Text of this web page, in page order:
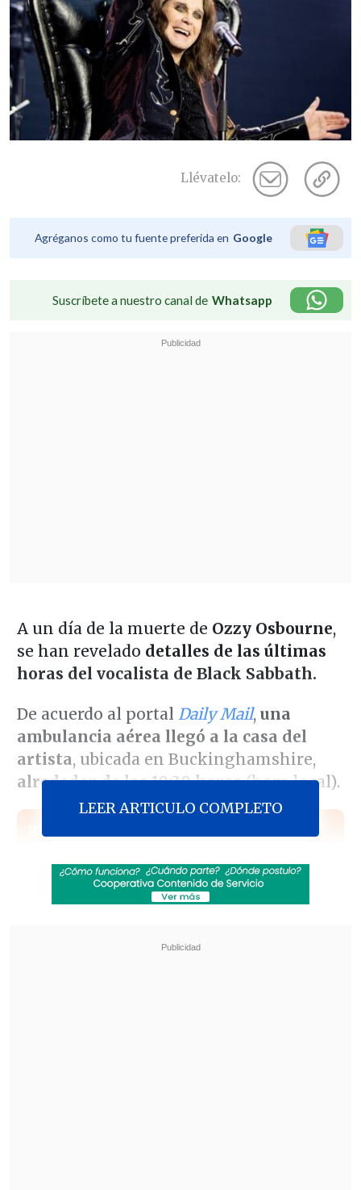
Llévatelo:
Agréganos como tu fuente preferida en Google
Suscríbete a nuestro canal de Whatsapp
A un día de la muerte de Ozzy Osbourne,
se han revelado detalles de las últimas
horas del vocalista de Black Sabbath.
De acuerdo al portal Daily Mail, una
ambulancia aérea llegó a la casa del
artista, ubicada en Buckinghamshire,
alrededor de las 10:30 horas(hora local).
Revisa también
Revelan video clave sobre el accidente de
José Antonio Neme en Las Condes
LEER ARTICULO COMPLETO